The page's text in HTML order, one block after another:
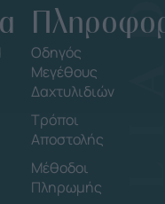
Οδηγός
Μεγέθους
Δαχτυλιδιών
Τρόποι
Αποστολής
Μέθοδοι
Πληρωμής